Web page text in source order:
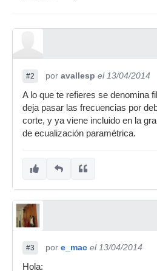
#2 por avallesp el 13/04/2014
A lo que te refieres se denomina
deja pasar las frecuencias por
corte, y ya viene incluido en la
de ecualización paramétrica.
#3 por e_mac el 13/04/2014
Hola: